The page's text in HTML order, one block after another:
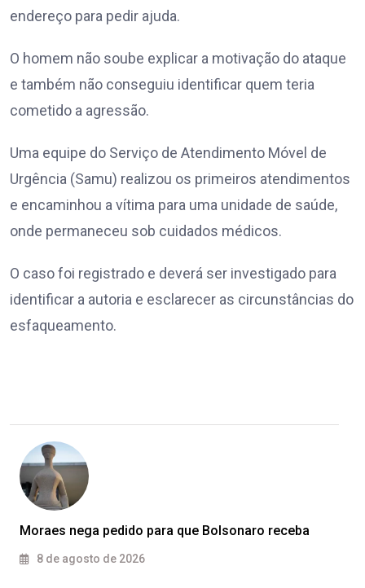
endereço para pedir ajuda.
O homem não soube explicar a motivação do ataque
e também não conseguiu identificar quem teria
cometido a agressão.
Uma equipe do Serviço de Atendimento Móvel de
Urgência (Samu) realizou os primeiros atendimentos
e encaminhou a vítima para uma unidade de saúde,
onde permaneceu sob cuidados médicos.
O caso foi registrado e deverá ser investigado para
identificar a autoria e esclarecer as circunstâncias do
esfaqueamento.
Moraes nega pedido para que Bolsonaro receba
8 de agosto de 2026